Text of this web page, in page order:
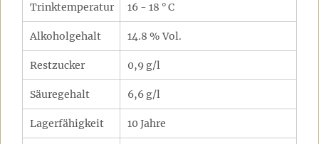
Trinktemperatur 16 - 18 ° C
Alkoholgehalt 14.8 % Vol.
Restzucker 0,9 g/l
Säuregehalt 6,6 g/l
Lagerfähigkeit 10 Jahre